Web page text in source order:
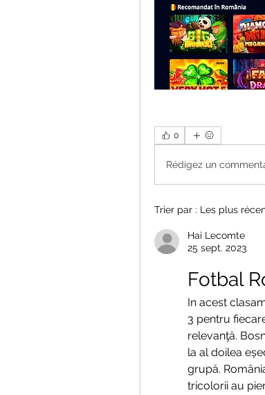
0
Rédigez un
Trier par : Les plus
Hai Lecomte
25 sept. 2023
Fotbal
In acest
3 pentru
relevanţă.
la al doilea
grupă.
tricolorii au